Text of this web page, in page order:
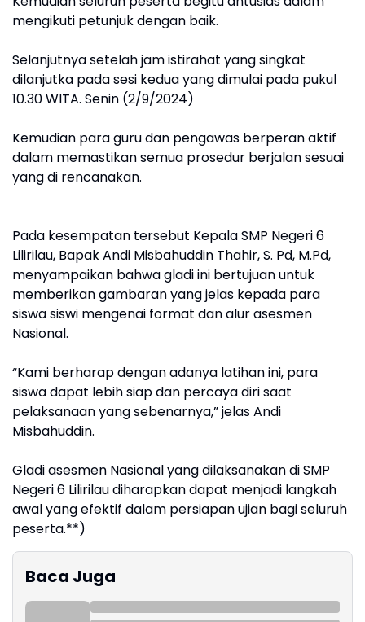
mengikuti petunjuk dengan baik.
Selanjutnya setelah jam istirahat yang singkat
dilanjutka pada sesi kedua yang dimulai pada pukul
10.30 WITA. Senin (2/9/2024)
Kemudian para guru dan pengawas berperan aktif
dalam memastikan semua prosedur berjalan sesuai
yang di rencanakan.
Pada kesempatan tersebut Kepala SMP Negeri 6
Lilirilau, Bapak Andi Misbahuddin Thahir, S. Pd, M.Pd,
menyampaikan bahwa gladi ini bertujuan untuk
memberikan gambaran yang jelas kepada para
siswa siswi mengenai format dan alur asesmen
Nasional.
“Kami berharap dengan adanya latihan ini, para
siswa dapat lebih siap dan percaya diri saat
pelaksanaan yang sebenarnya,” jelas Andi
Misbahuddin.
Gladi asesmen Nasional yang dilaksanakan di SMP
Negeri 6 Lilirilau diharapkan dapat menjadi langkah
awal yang efektif dalam persiapan ujian bagi seluruh
peserta.**)
Baca Juga